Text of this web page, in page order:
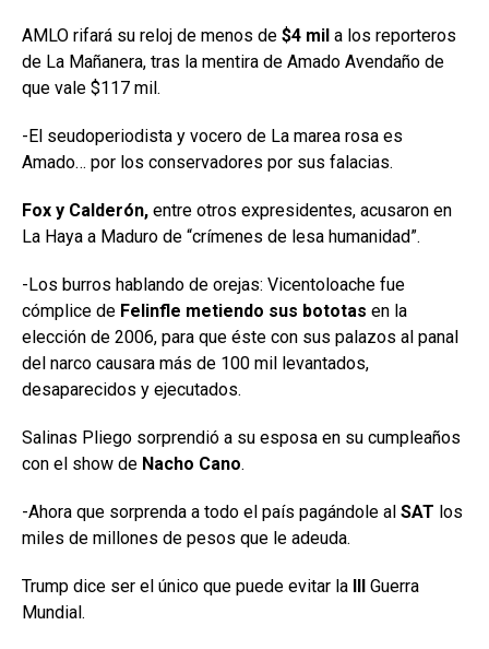
AMLO rifará su reloj de menos de $4 mil a los reporteros
de La Mañanera, tras la mentira de Amado Avendaño de
que vale $117 mil.
-El seudoperiodista y vocero de La marea rosa es
Amado… por los conservadores por sus falacias.
Fox y Calderón, entre otros expresidentes, acusaron en
La Haya a Maduro de “crímenes de lesa humanidad”.
-Los burros hablando de orejas: Vicentoloache fue
cómplice de Felinfle metiendo sus bototas en la
elección de 2006, para que éste con sus palazos al panal
del narco causara más de 100 mil levantados,
desaparecidos y ejecutados.
Salinas Pliego sorprendió a su esposa en su cumpleaños
con el show de Nacho Cano.
-Ahora que sorprenda a todo el país pagándole al SAT los
miles de millones de pesos que le adeuda.
Trump dice ser el único que puede evitar la
Guerra
Mundial.